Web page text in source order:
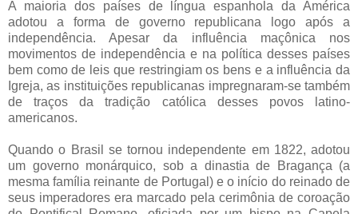
A maioria dos países de língua espanhola da América
adotou a forma de governo republicana logo após a
independência. Apesar da influência maçônica nos
movimentos de independência e na política desses países
bem como de leis que restringiam os bens e a influência da
Igreja, as instituições republicanas impregnaram-se também
de traços da tradição católica desses povos latino-
americanos.
Quando o Brasil se tornou independente em 1822, adotou
um governo monárquico, sob a dinastia de Bragança (a
mesma família reinante de Portugal) e o início do reinado de
seus imperadores era marcado pela cerimônia de coroação